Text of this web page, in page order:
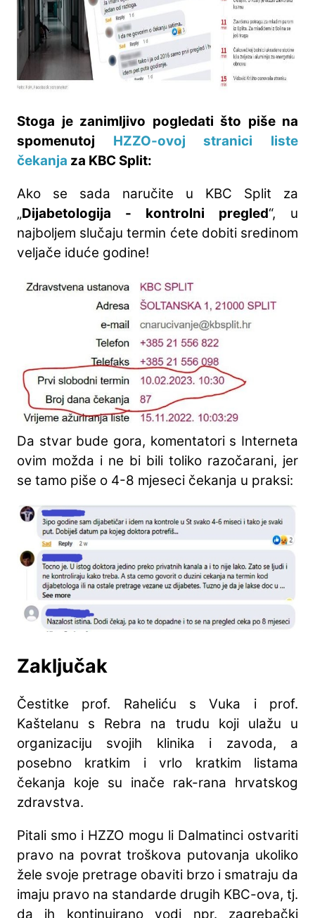
Stoga je zanimljivo pogledati što piše na
spomenutoj HZZO-ovoj stranici liste
čekanja za KBC Split:
Ako se sada naručite u KBC Split za
„Dijabetologija - kontrolni pregled“, u
najboljem slučaju termin ćete dobiti sredinom
veljače iduće godine!
Da stvar bude gora, komentatori s Interneta
ovim možda i ne bi bili toliko razočarani, jer
se tamo piše o 4-8 mjeseci čekanja u praksi:
Zaključak
Čestitke prof. Raheliću s Vuka i prof.
Kaštelanu s Rebra na trudu koji ulažu u
organizaciju svojih klinika i zavoda, a
posebno kratkim i vrlo kratkim listama
čekanja koje su inače rak-rana hrvatskog
zdravstva.
Pitali smo i HZZO mogu li Dalmatinci ostvariti
pravo na povrat troškova putovanja ukoliko
žele svoje pretrage obaviti brzo i smatraju da
imaju pravo na standarde drugih KBC-ova, tj.
da ih kontinuirano vodi npr. zagrebački